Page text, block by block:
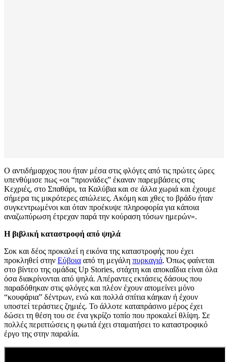
Ο αντιδήμαρχος που ήταν μέσα στις φλόγες από τις πρώτες ώρες
υπενθύμισε πως «οι “πριονάδες” έκαναν παρεμβάσεις στις
Κεχριές, στο Σπαθάρι, τα Καλύβια και σε άλλα χωριά και έχουμε
σήμερα τις μικρότερες απώλειες. Ακόμη και χθες το βράδυ ήταν
συγκεντρωμένοι και όταν προέκυψε πληροφορία για κάποια
αναζωπύρωση έτρεχαν παρά την κούραση τόσων ημερών».
Η βιβλική καταστροφή από ψηλά
Σοκ και δέος προκαλεί η εικόνα της καταστροφής που έχει
προκληθεί στην Εύβοια από τη μεγάλη πυρκαγιά. Όπως φαίνεται
στο βίντεο της ομάδας Up Stories, στάχτη και αποκαΐδια είναι όλα
όσα διακρίνονται από ψηλά. Απέραντες εκτάσεις δάσους που
παραδόθηκαν στις φλόγες και πλέον έχουν απομείνει μόνο
“κουφάρια” δέντρων, ενώ και πολλά σπίτια κάηκαν ή έχουν
υποστεί τεράστιες ζημιές. Το άλλοτε καταπράσινο μέρος έχει
δώσει τη θέση του σε ένα γκρίζο τοπίο που προκαλεί θλίψη. Σε
πολλές περιπτώσεις η φωτιά έχει σταματήσει το καταστροφικό
έργο της στην παραλία.